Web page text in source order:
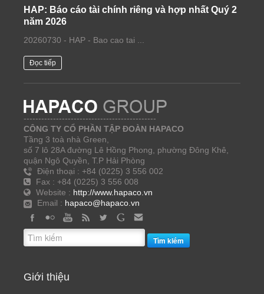
HAP: Báo cáo tài chính riêng và hợp nhất Quý 2
năm 2026
20260730 - HAP - Bao cao tai ...
Đọc tiếp
---------------------------------------------
CÔNG TY CỔ PHẦN TẬP ĐOÀN HAPACO
Tầng 3 toà nhà Green,
số 7 lô 28A đường Lê Hồng Phong, phường Đông Khê,
quận Ngô Quyền, T.P Hải Phòng
Điện thoại : +84 (0225) 3 556 002
Fax : +84 (0225) 3 556 008
Website : http://www.hapaco.vn
Email : hapaco@hapaco.vn
Tìm kiếm
Giới thiệu